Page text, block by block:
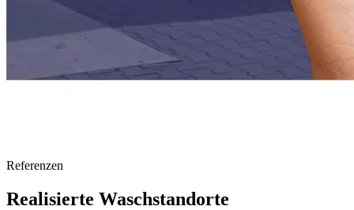
Referenzen
Realisierte Waschstandorte